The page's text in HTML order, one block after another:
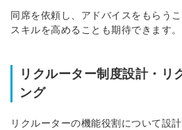
同席を依頼し、アドバイスをもらう
スキルを高めることも期待できます。
リクルーター制度設計・リ
ング
リクルーターの機能役割について設